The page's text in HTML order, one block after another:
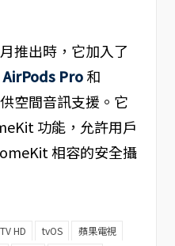
推出時，它加入了
AirPods Pro和
空間音訊支援。它
功能，允許用戶
相容的安全攝
HD tvOS 蘋果電視